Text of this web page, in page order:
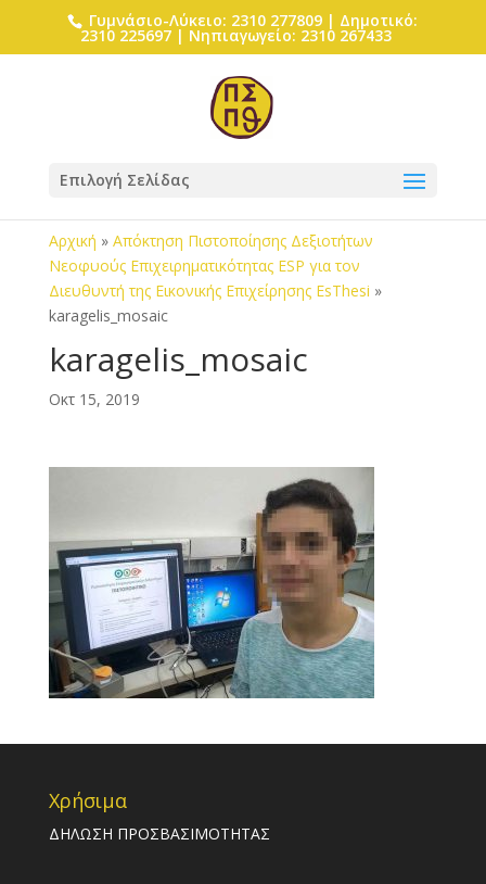
Γυμνάσιο-Λύκειο: 2310 277809 | Δημοτικό:
2310 225697 | Νηπιαγωγείο: 2310 267433
Επιλογή Σελίδας
Αρχική » Απόκτηση Πιστοποίησης Δεξιοτήτων
Νεοφυούς Επιχειρηματικότητας ESP για τον
Διευθυντή της Εικονικής Επιχείρησης EsThesi »
karagelis_mosaic
karagelis_mosaic
Οκτ 15, 2019
Χρήσιμα
ΔΗΛΩΣΗ ΠΡΟΣΒΑΣΙΜΟΤΗΤΑΣ